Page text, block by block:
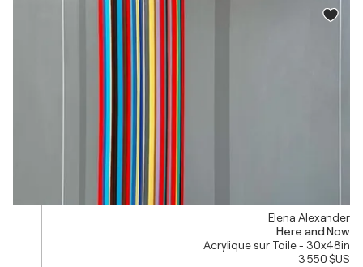
Elena Alexander
Here and Now
Acrylique sur Toile - 30x48in
3 550 $US